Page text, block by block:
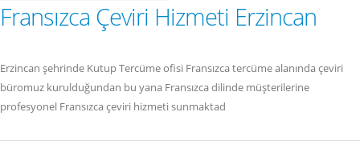
Fransızca Çeviri Hizmeti Erzincan
Erzincan şehrinde Kutup Tercüme ofisi Fransızca tercüme alanında çeviri
büromuz kurulduğundan bu yana Fransızca dilinde müşterilerine
profesyonel Fransızca çeviri hizmeti sunmaktad